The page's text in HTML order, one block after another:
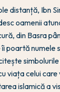
distanță, Ibn
oamenii
din Basra
poartă numele
viața celui
islamică a